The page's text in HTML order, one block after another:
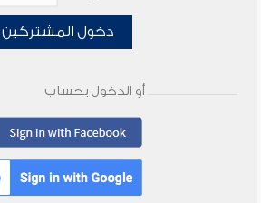
دخول المشتركين
أو الدخول بحساب